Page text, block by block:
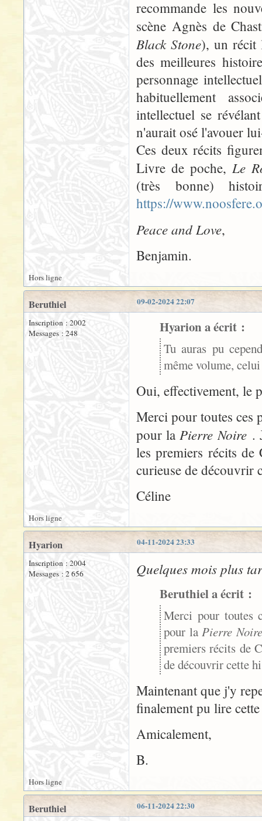
recommande les
scène Agnès de
Black Stone), un récit
des meilleures
personnage
habituellement
intellectuel se
n'aurait osé l'avouer
Ces deux récits
Livre de poche, Le
(très bonne)
https://
Peace and Love,
Benjamin.
Hors ligne
09-02-2024 22:07
Beruthiel
Inscription : 2002
Messages : 248
Hyarion a écrit :
Tu auras pu
même volume,
Oui, effectivement, le
Merci pour toutes ces
pour laPierre Noire.
les premiers récits
curieuse de découvrir
Céline
Hors ligne
04-11-2024 23:33
Hyarion
Inscription : 2004
Messages : 2 656
Quelques mois plus
Beruthiel a écrit :
Merci pour toutes
pour laPierre Noire
premiers récits de
de découvrir cette
Maintenant que j'y
finalement pu lire
Amicalement,
B.
Hors ligne
06-11-2024 22:30
Beruthiel